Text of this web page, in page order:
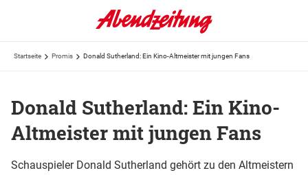
Startseite Promis Donald Sutherland: Ein Kino-Altmeister mit jungen Fans
Donald Sutherland: Ein Kino-
Altmeister mit jungen Fans
Schauspieler Donald Sutherland gehört zu den Altmeistern